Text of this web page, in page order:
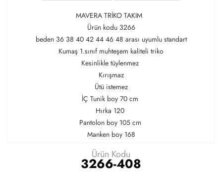
MAVERA TRİKO TAKIM
Ürün kodu 3266
beden 36 38 40 42 44 46 48 arası uyumlu standart
Kumaş 1.sınıf muhteşem kaliteli triko
Kesinlikle tüylenmez
Kırışmaz
Ütü istemez
İÇ Tunik boy 70 cm
Hırka 120
Pantolon boy 105 cm
Manken boy 168
Ürün Kodu
3266-408